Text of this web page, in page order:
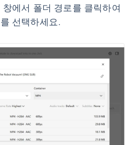
에서 폴더 경로를 클릭하여
선택하세요.